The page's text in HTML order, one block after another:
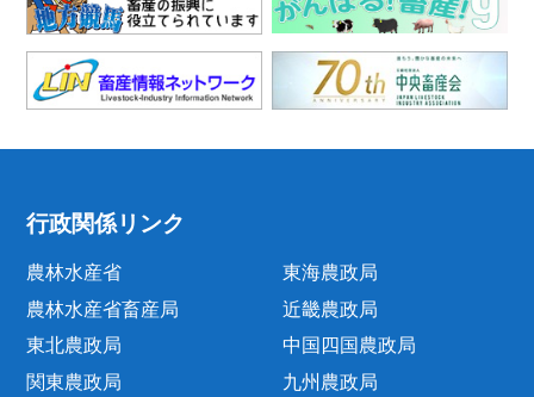
行政関係リンク
農林水産省
農林水産省畜産局
東北農政局
関東農政局
東海農政局
近畿農政局
中国四国農政局
九州農政局